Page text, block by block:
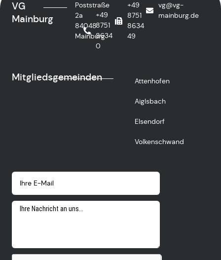
VG
Mainburg
Poststraße
2a
84048
Mainburg
+49
8751
8634
0
+49
8751
8634
49
vg@vg-
mainburg.de
Mitgliedsgemeinden Attenhofen
Aiglsbach
Elsendorf
Volkenschwand